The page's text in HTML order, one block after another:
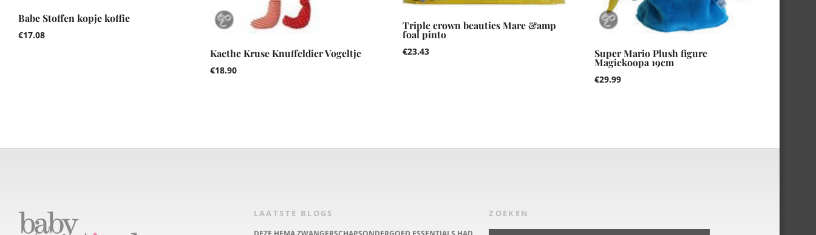
Babe Stoffen kopje koffie
€17.08
Kaethe Kruse Knuffeldier Vogeltje
€18.90
Triple crown beauties Mare &amp
foal pinto
€23.43 Super Mario Plush figure
Magickoopa 19cm
€29.99
LAATSTE BLOGS ZOEKEN